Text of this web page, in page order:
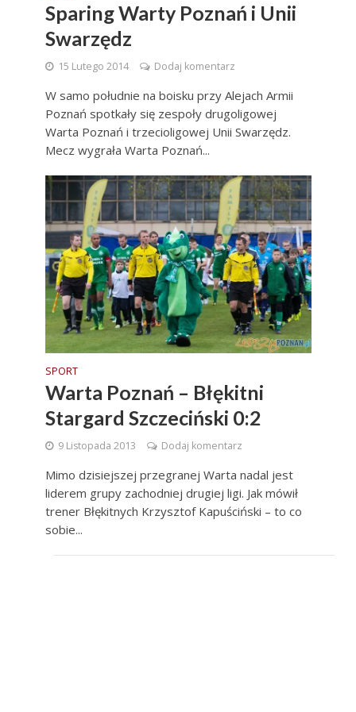
Sparing Warty Poznań i Unii
Swarzędz
15 Lutego 2014 Dodaj komentarz
W samo południe na boisku przy Alejach Armii
Poznań spotkały się zespoły drugoligowej
Warta Poznań i trzecioligowej Unii Swarzędz.
Mecz wygrała Warta Poznań...
SPORT
Warta Poznań – Błękitni
Stargard Szczeciński 0:2
9 Listopada 2013 Dodaj komentarz
Mimo dzisiejszej przegranej Warta nadal jest
liderem grupy zachodniej drugiej ligi. Jak mówił
trener Błękitnych Krzysztof Kapuściński – to co
sobie...